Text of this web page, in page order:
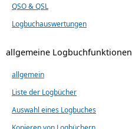
QSO & QSL
Logbuchauswertungen
allgemeine Logbuchfunktionen
allgemein
Liste der Logbücher
Auswahl eines Logbuches